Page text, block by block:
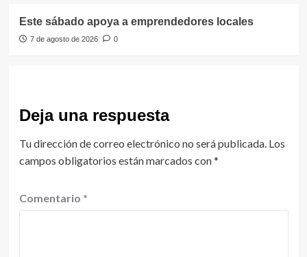
Este sábado apoya a emprendedores locales
7 de agosto de 2026 0
Deja una respuesta
Tu dirección de correo electrónico no será publicada. Los
campos obligatorios están marcados con*
Comentario *